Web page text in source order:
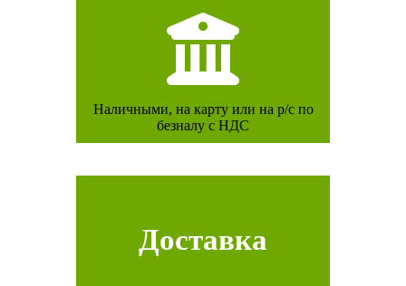
Наличными, на карту или на р/с по
безналу с НДС
Доставка